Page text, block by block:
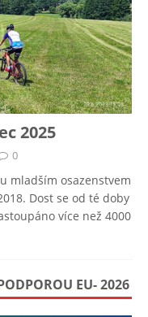
2025
0
mladším osazenstvem
Dost se od té doby
více než 4000
EU- 2026